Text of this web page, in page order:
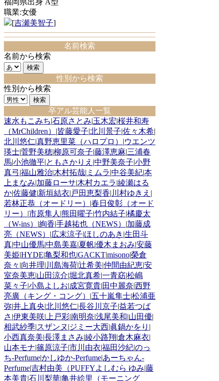
職業:女優
[吉瀬美智子]
名前検索
名前から検索
性別から検索
性別から検索
卒アル芸能人一覧
速水もこみち|石原さとみ|玉木宏|桜井和寿
（MrChildren） |皆藤愛子|北川景子|佐々木希|
北川悠仁|真野恵里菜（ハロプロ） |ウエンツ
瑛士|菅野美穂|柳原可奈子|藤澤恵麻|三浦春
馬|小池徹平|ともさかりえ |中野美奈子|小野
真弓|福山雅治|木村拓哉| ミムラ|中谷美紀|本
上まなみ|加藤ローサ|木村カエラ|綾瀬はる
か|佐藤健|新垣結衣| 戸田恵梨香| 川村ゆきえ |
若林正恭（オードリー） |春日俊彰（オード
リー） |市原隼人 |熊田曜子|竹内結子|橘慶太
（W-ins） |絢香|手越祐也（NEWS） |加藤成
亮（NEWS） |広末涼子|ほしのあき |生田斗
真|中山優馬|中島美嘉|夏帆|優木まおみ|安藤
美姫|HYDE|亀梨和也|GACKT|misono|榮倉
奈々 |向井理| 川島海荷|辻希美|仲間由紀恵|安
室奈美恵|山田涼介|堀北真希|一青窈|松嶋
菜々子|小島よしお|成宮寛貴|田中麗奈|西野
亮廣（キング・コング） |五十嵐隼士|松浦亜
弥|井上真央|北川悠仁|長谷川京子|益若つば
さ |伊東美咲| 上戸彩|南明奈|浅尾美和|山田優|
相武紗季|スザンヌ |ジミー大西|眞鍋かをり |
小西真奈美|長澤まさみ|綾小路翔|倉木麻衣|
山本モナ|篠原涼子|市川由衣|福田沙紀|のっ
ち-Perfume|かしゆか-Perfume|あーちゃん-
Perfume|吉村由美（PUFFYよしむら ゆみ|藤
本美貴|石川梨華|亀井絵里（モーニング